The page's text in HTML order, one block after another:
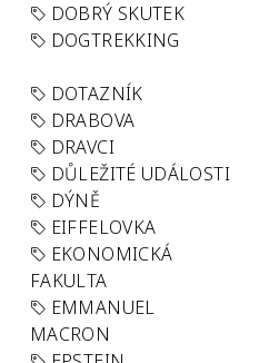
DOBRÝ SKUTEK
DOGTREKKING
DOTAZNÍK
DRABOVA
DRAVCI
DŮLEŽITÉ UDÁLOSTI
DÝNĚ
EIFFELOVKA
EKONOMICKÁ
FAKULTA
EMMANUEL
MACRON